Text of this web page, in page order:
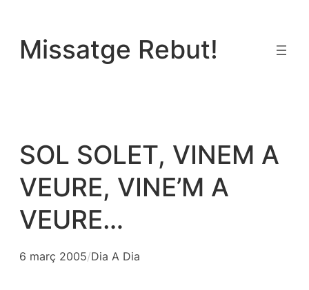
contingut
Missatge Rebut!
SOL SOLET, VINEM A
VEURE, VINE’M A
VEURE…
6 març 2005/Dia A Dia